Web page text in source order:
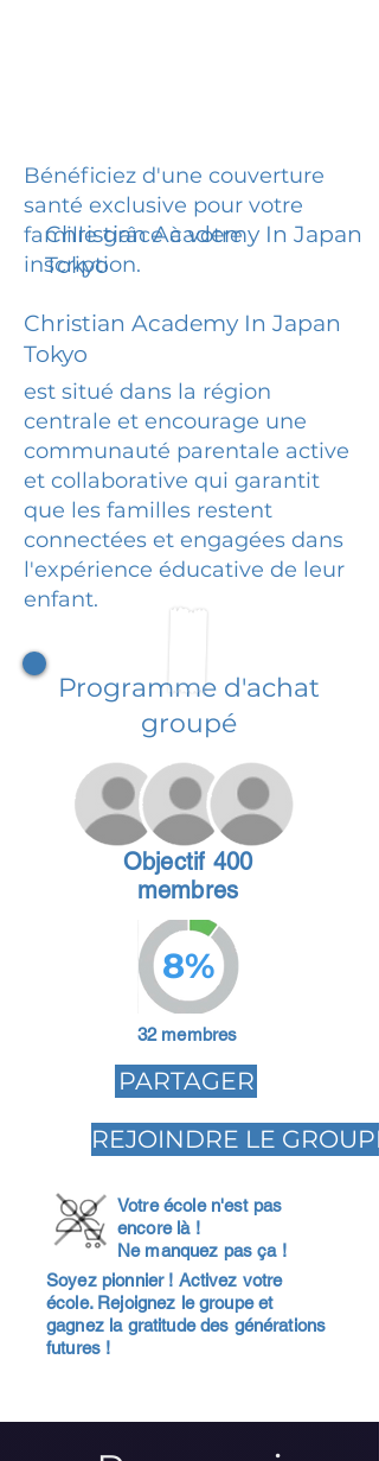
Bénéficiez d'une couverture
santé exclusive pour votre
famille grâce à votre
inscription.
Christian Academy In Japan
Tokyo
Christian Academy In Japan
Tokyo
est situé dans la région
centrale et encourage une
communauté parentale active
et collaborative qui garantit
que les familles restent
connectées et engagées dans
l'expérience éducative de leur
enfant.
Programme d'achat
groupé
Objectif 400
membres
8%
32 membres
PARTAGER
REJOINDRE LE GROUPE
Votre école n'est pas
encore là !
Ne manquez pas ça !
Soyez pionnier ! Activez votre
école. Rejoignez le groupe et
gagnez la gratitude des générations
futures !